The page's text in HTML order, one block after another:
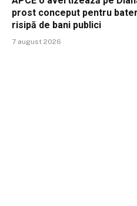
prost conceput pentru
risipă de bani publici
7 august 2026